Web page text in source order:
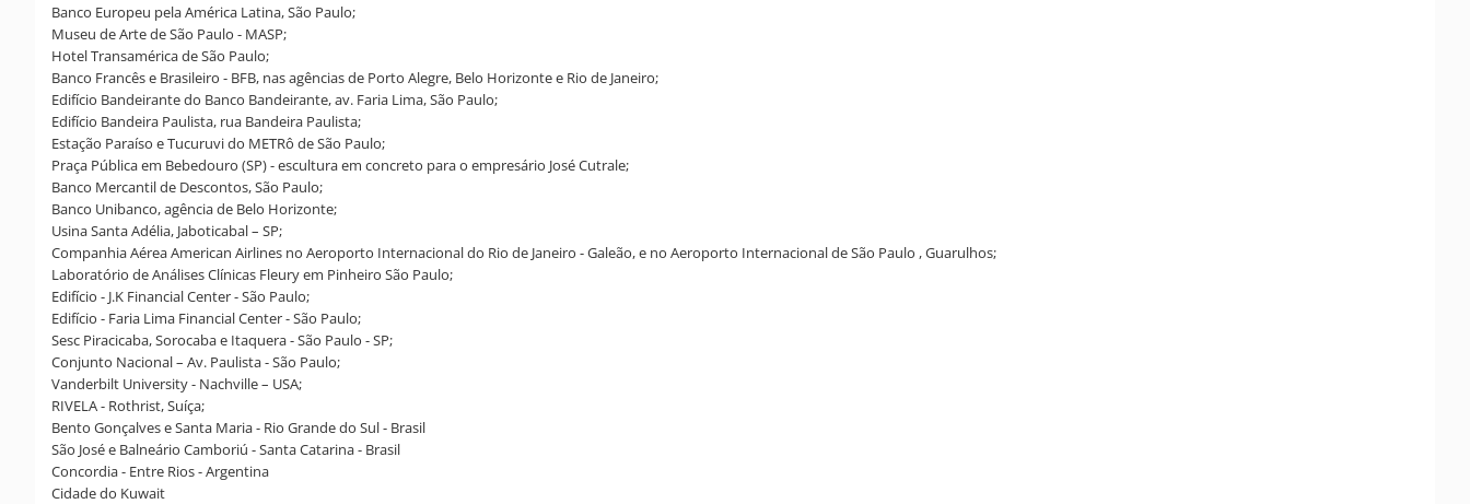
Banco Europeu pela América Latina, São Paulo;
Museu de Arte de São Paulo - MASP;
Hotel Transamérica de São Paulo;
Banco Francês e Brasileiro - BFB, nas agências de Porto Alegre, Belo Horizonte e Rio de Janeiro;
Edifício Bandeirante do Banco Bandeirante, av. Faria Lima, São Paulo;
Edifício Bandeira Paulista, rua Bandeira Paulista;
Estação Paraíso e Tucuruvi do METRô de São Paulo;
Praça Pública em Bebedouro (SP) - escultura em concreto para o empresário José Cutrale;
Banco Mercantil de Descontos, São Paulo;
Banco Unibanco, agência de Belo Horizonte;
Usina Santa Adélia, Jaboticabal – SP;
Companhia Aérea American Airlines no Aeroporto Internacional do Rio de Janeiro - Galeão, e no Aeroporto Internacional de São Paulo , Guarulhos;
Laboratório de Análises Clínicas Fleury em Pinheiro São Paulo;
Edifício - J.K Financial Center - São Paulo;
Edifício - Faria Lima Financial Center - São Paulo;
Sesc Piracicaba, Sorocaba e Itaquera - São Paulo - SP;
Conjunto Nacional – Av. Paulista - São Paulo;
Vanderbilt University - Nachville – USA;
RIVELA - Rothrist, Suíça;
Bento Gonçalves e Santa Maria - Rio Grande do Sul - Brasil
São José e Balneário Camboriú - Santa Catarina - Brasil
Concordia - Entre Rios - Argentina
Cidade do Kuwait